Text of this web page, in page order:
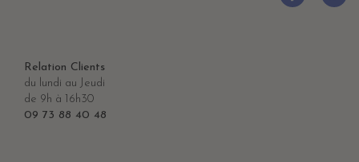
Relation Clients
du lundi au Jeudi
de 9h à 16h30
09 73 88 40 48